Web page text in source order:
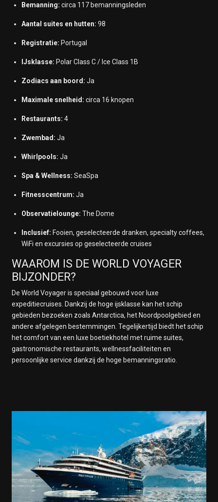
Bemanning: circa 117 bemanningsleden
Aantal suites en hutten: 98
Registratie: Portugal
IJsklasse: Polar Class C / Ice Class 1B
Zodiacs aan boord: Ja
Maximale snelheid: circa 16 knopen
Restaurants: 4
Zwembad: Ja
Whirlpools: Ja
Spa & Wellness: SeaSpa
Fitnesscentrum: Ja
Observatielounge: The Dome
Inclusief: Fooien, geselecteerde dranken, specialty coffees,
WiFi en excursies op geselecteerde cruises
WAAROM IS DE WORLD VOYAGER
BIJZONDER?
De World Voyager is speciaal gebouwd voor luxe
expeditiecruises. Dankzij de hoge ijsklasse kan het schip
gebieden bezoeken zoals Antarctica, het Noordpoolgebied en
andere afgelegen bestemmingen. Tegelijkertijd biedt het schip
het comfort van een luxe boetiekhotel met ruime suites,
gastronomische restaurants, wellnessfaciliteiten en
persoonlijke service dankzij de hoge bemanningsratio.